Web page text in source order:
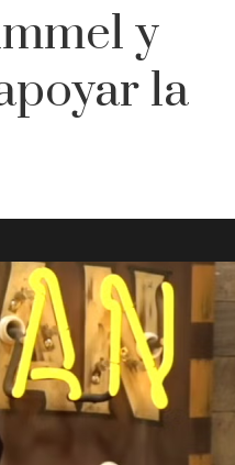
y
la